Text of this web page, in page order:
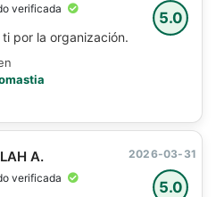
5.0
verificada
por la organización.
5.0
A.
verificada
2026-03-31